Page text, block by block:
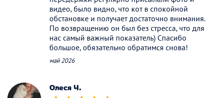
видео, было видно, что кот в спокойной
обстановке и получает достаточно внимания.
По возвращению он был без стресса, что для
нас самый важный показатель) Спасибо
большое, обязательно обратимся снова!
май 2026
Олеся Ч.